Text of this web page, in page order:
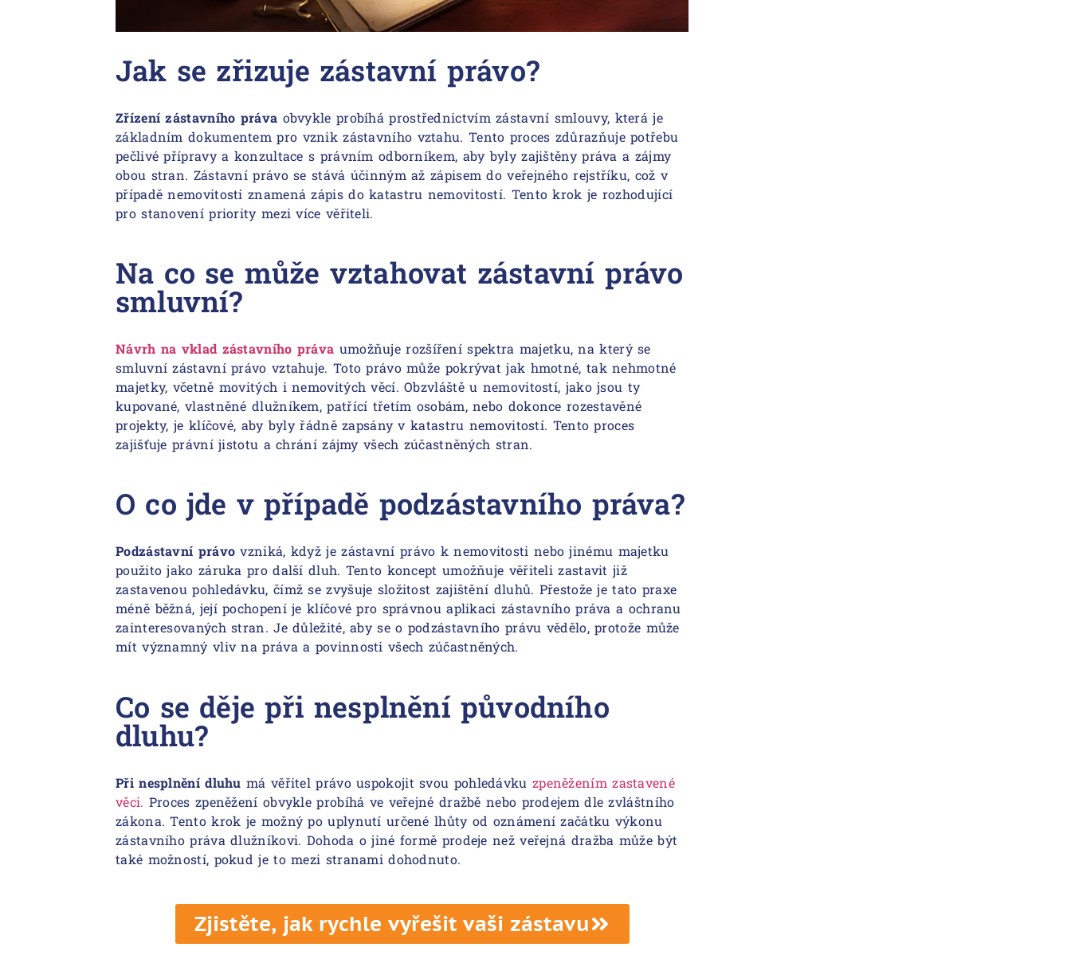
Jak se zřizuje zástavní právo?
Zřízení zástavního práva obvykle probíhá prostřednictvím zástavní smlouvy, která je
základním dokumentem pro vznik zástavního vztahu. Tento proces zdůrazňuje potřebu
pečlivé přípravy a konzultace s právním odborníkem, aby byly zajištěny práva a zájmy
obou stran. Zástavní právo se stává účinným až zápisem do veřejného rejstříku, což v
případě nemovitostí znamená zápis do katastru nemovitostí. Tento krok je rozhodující
pro stanovení priority mezi více věřiteli.
Na co se může vztahovat zástavní právo
smluvní?
Návrh na vklad zástavního práva umožňuje rozšíření spektra majetku, na který se
smluvní zástavní právo vztahuje. Toto právo může pokrývat jak hmotné, tak nehmotné
majetky, včetně movitých i nemovitých věcí. Obzvláště u nemovitostí, jako jsou ty
kupované, vlastněné dlužníkem, patřící třetím osobám, nebo dokonce rozestavěné
projekty, je klíčové, aby byly řádně zapsány v katastru nemovitostí. Tento proces
zajišťuje právní jistotu a chrání zájmy všech zúčastněných stran.
O co jde v případě podzástavního práva?
Podzástavní právo vzniká, když je zástavní právo k nemovitosti nebo jinému majetku
použito jako záruka pro další dluh. Tento koncept umožňuje věřiteli zastavit již
zastavenou pohledávku, čímž se zvyšuje složitost zajištění dluhů. Přestože je tato praxe
méně běžná, její pochopení je klíčové pro správnou aplikaci zástavního práva a ochranu
zainteresovaných stran. Je důležité, aby se o podzástavního právu vědělo, protože může
mít významný vliv na práva a povinnosti všech zúčastněných.
Co se děje při nesplnění původního
dluhu?
Při nesplnění dluhu má věřitel právo uspokojit svou pohledávku zpeněžením zastavené
věci. Proces zpeněžení obvykle probíhá ve veřejné dražbě nebo prodejem dle zvláštního
zákona. Tento krok je možný po uplynutí určené lhůty od oznámení začátku výkonu
zástavního práva dlužníkovi. Dohoda o jiné formě prodeje než veřejná dražba může být
také možností, pokud je to mezi stranami dohodnuto.
Zjistěte, jak rychle vyřešit vaši zástavu